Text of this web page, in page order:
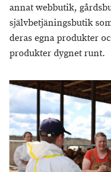
annat webbutik,
självbetjäningsbutik
deras egna produkter
produkter dygnet runt.